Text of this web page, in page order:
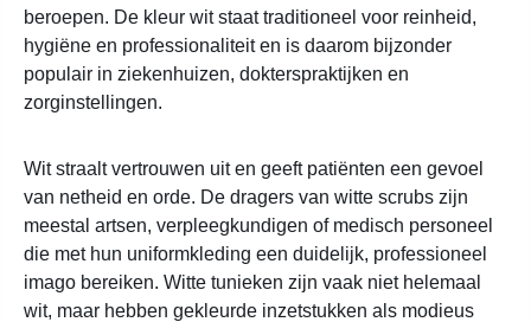
beroepen. De kleur wit staat traditioneel voor reinheid,
hygiëne en professionaliteit en is daarom bijzonder
populair in ziekenhuizen, dokterspraktijken en
zorginstellingen.
Wit straalt vertrouwen uit en geeft patiënten een gevoel
van netheid en orde. De dragers van witte scrubs zijn
meestal artsen, verpleegkundigen of medisch personeel
die met hun uniformkleding een duidelijk, professioneel
imago bereiken. Witte tunieken zijn vaak niet helemaal
wit, maar hebben gekleurde inzetstukken als modieus